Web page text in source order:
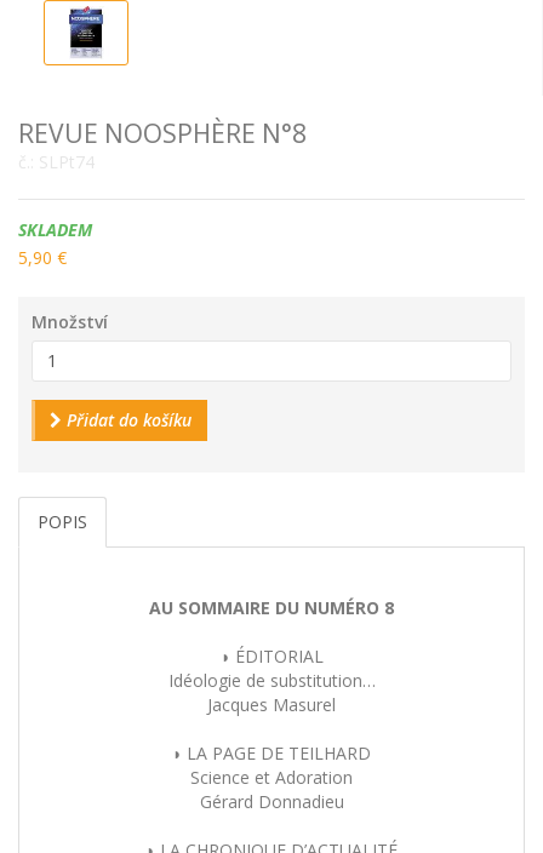
REVUE NOOSPHÈRE N°8
č.: SLPt74
Dostupnost:
SKLADEM
5,90 €
Množství
Přidat do košíku
POPIS
AU SOMMAIRE DU NUMÉRO 8
◗ ÉDITORIAL
Idéologie de substitution…
Jacques Masurel
◗ LA PAGE DE TEILHARD
Science et Adoration
Gérard Donnadieu